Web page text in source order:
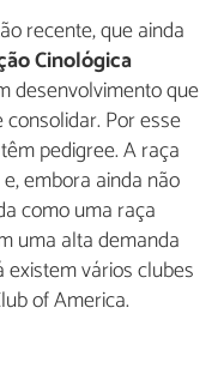
recente, que ainda
Cinológica
desenvolvimento que
Por esse
pedigree. A raça
e, embora ainda não
como uma raça
uma alta demanda
existem vários clubes
of America.